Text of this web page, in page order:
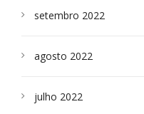
setembro 2022
agosto 2022
julho 2022